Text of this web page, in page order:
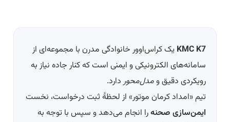
KMC K7 یک کراس‌اوور خانوادگی مدرن با مجموعه‌ای از
سامانه‌های الکترونیکی و ایمنی است که کنار جاده نیاز به
رویکردی دقیق ومدل‌محوردارد.
تیم «امداد کرمان موتور» از لحظهٔ ثبت درخواست، نخست
ایمن‌سازی صحنهرا انجام می‌دهد و سپس با توجه به